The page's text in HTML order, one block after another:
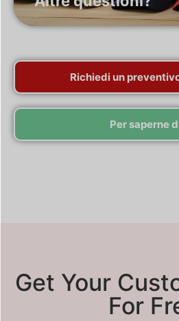
Richiedi un
Per saperne
Get Your
For